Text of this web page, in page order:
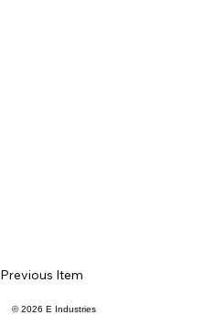
Previous Item
© 2026 E Industries